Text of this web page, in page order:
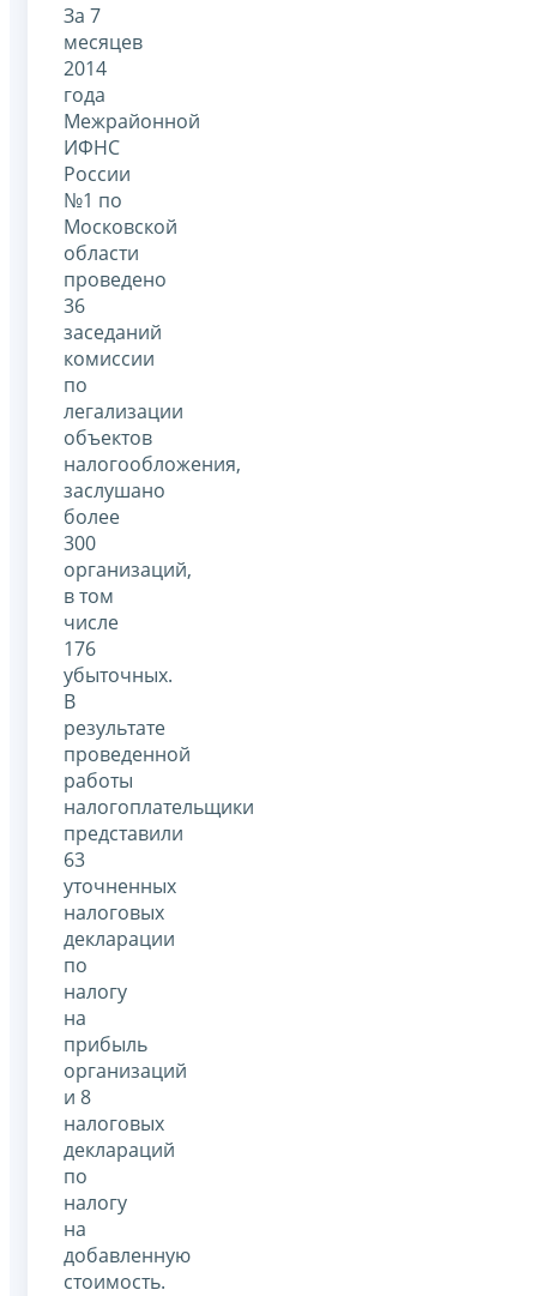
За 7
месяцев
2014
года
Межрайонной
ИФНС
России
№1 по
Московской
области
проведено
36
заседаний
комиссии
по
легализации
объектов
налогообложения,
заслушано
более
300
организаций,
в том
числе
176
убыточных.
В
результате
проведенной
работы
налогоплательщики
представили
63
уточненных
налоговых
декларации
по
налогу
на
прибыль
организаций
и 8
налоговых
деклараций
по
налогу
на
добавленную
стоимость.